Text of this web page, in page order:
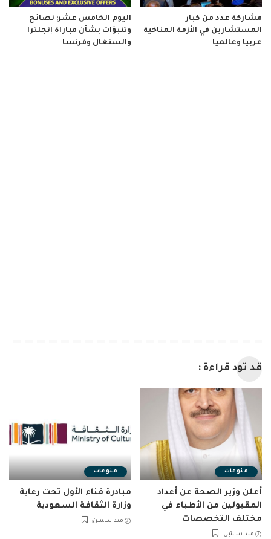
مشاركة عدد من كبار
المستشارين في الأزمة المناخية
عربيا وعالميا
اليوم الخامس عشر: نصائح
وتنبؤات بشأن مباراة إنجلترا
والسنغال وفرنسا
قد تود قراءة :
منوعات
أعلن وزير الصحة عن أعداد
المقبولين من الأطباء في
مختلف التخصصات
منذ سنتين
منوعات
مبادرة فناء الأول تحت رعاية
وزارة الثقافة السعودية
منذ سنتين